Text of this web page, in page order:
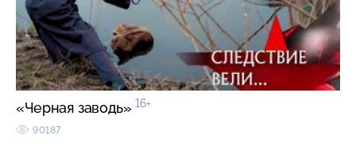
«Черная заводь» 16+
90187